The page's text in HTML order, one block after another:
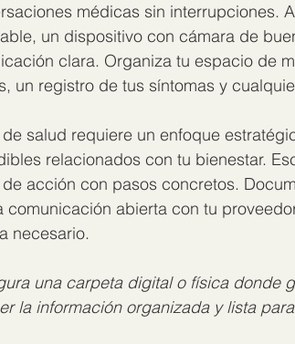
médicas sin interrupciones.
un dispositivo con cámara de
clara. Organiza tu espacio de
un registro de tus síntomas y
salud requiere un enfoque
relacionados con tu bienestar.
acción con pasos concretos.
comunicación abierta con tu
necesario.
una carpeta digital o física donde
la información organizada y lista